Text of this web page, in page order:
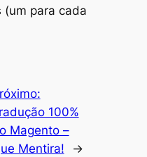
para cada
100%
Magento –
Mentira!
→